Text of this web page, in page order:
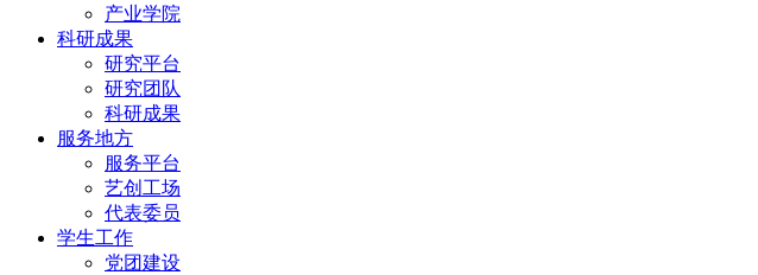
产业学院
科研成果
研究平台
研究团队
科研成果
服务地方
服务平台
艺创工场
代表委员
学生工作
党团建设